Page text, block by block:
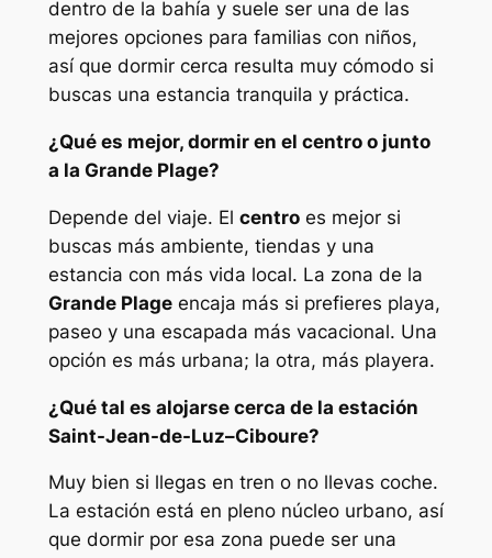
dentro de la bahía y suele ser una de las
mejores opciones para familias con niños,
así que dormir cerca resulta muy cómodo si
buscas una estancia tranquila y práctica.
¿Qué es mejor, dormir en el centro o junto
a la Grande Plage?
Depende del viaje. El centroes mejor si
buscas más ambiente, tiendas y una
estancia con más vida local. La zona de la
Grande Plageencaja más si prefieres playa,
paseo y una escapada más vacacional. Una
opción es más urbana; la otra, más playera.
¿Qué tal es alojarse cerca de la estación
Saint-Jean-de-Luz–Ciboure?
Muy bien si llegas en tren o no llevas coche.
La estación está en pleno núcleo urbano, así
que dormir por esa zona puede ser una